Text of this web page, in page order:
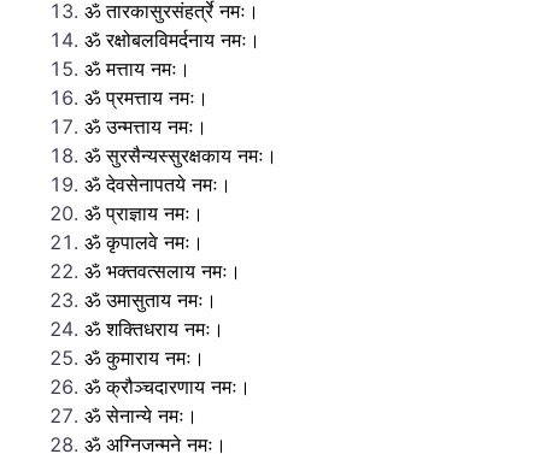
ॐ तारकासुरसंहर्त्रे नमः।
ॐ रक्षोबलविमर्दनाय नमः।
ॐ मत्ताय नमः।
ॐ प्रमत्ताय नमः।
ॐ उन्मत्ताय नमः।
ॐ सुरसैन्यस्सुरक्षकाय नमः।
ॐ देवसेनापतये नमः।
ॐ प्राज्ञाय नमः।
ॐ कृपालवे नमः।
ॐ भक्तवत्सलाय नमः।
ॐ उमासुताय नमः।
ॐ शक्तिधराय नमः।
ॐ कुमाराय नमः।
ॐ क्रौञ्चदारणाय नमः।
ॐ सेनान्ये नमः।
ॐ अग्निजन्मने नमः।